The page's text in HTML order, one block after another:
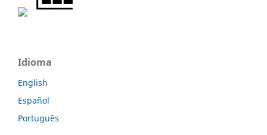
Idioma
English
Español
Português